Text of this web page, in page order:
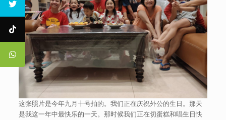
这张照片是今年九月十号拍的。我们正在庆祝外公的生日。那天
是我这一年中最快乐的一天。那时候我们正在切蛋糕和唱生日快